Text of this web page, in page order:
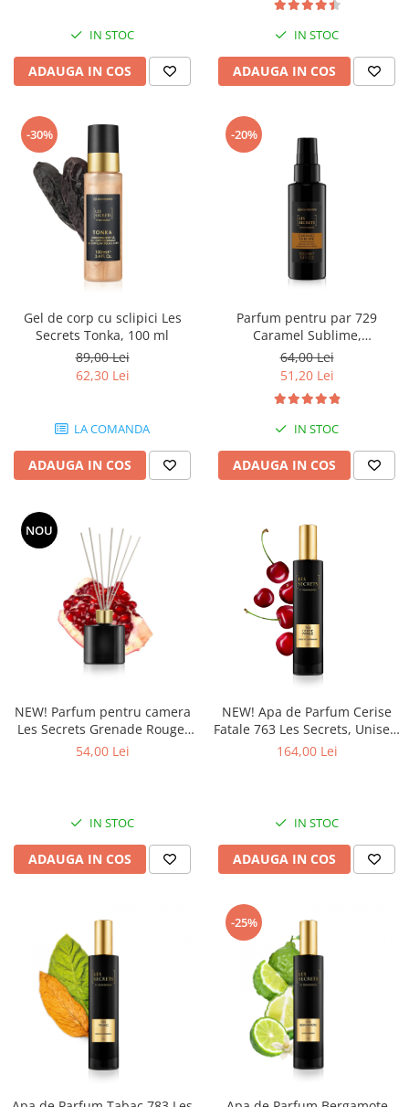
IN STOC
ADAUGA IN COS
IN STOC
ADAUGA IN COS
-30%
Gel de corp cu sclipici Les
Secrets Tonka, 100 ml
89,00 Lei
62,30 Lei
LA COMANDA
ADAUGA IN COS
-20%
Parfum pentru par 729
Caramel Sublime,
Equivalenza, Equivalenza, 100
ml
64,00 Lei
51,20 Lei
IN STOC
ADAUGA IN COS
NOU
NEW! Parfum pentru camera
Les Secrets Grenade Rouge,
Equivalenza, 50 ml
54,00 Lei
IN STOC
ADAUGA IN COS
NEW! Apa de Parfum Cerise
Fatale 763 Les Secrets, Unisex,
100 ml, Equivalenza
164,00 Lei
IN STOC
ADAUGA IN COS
-25%